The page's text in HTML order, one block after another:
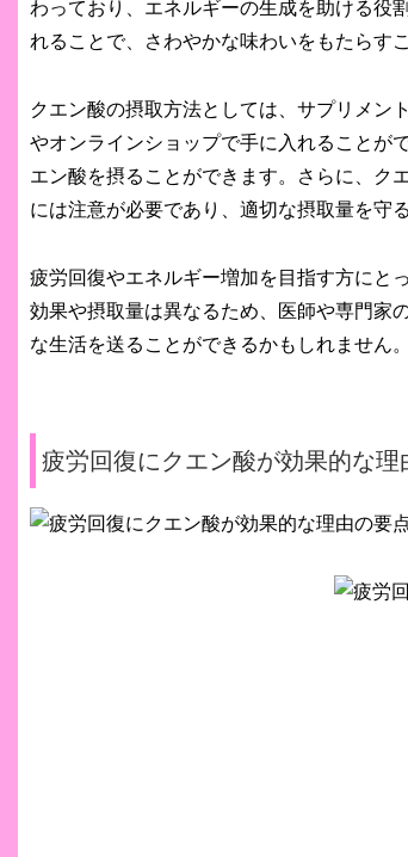
わっており、エネルギーの生成を助ける役
れることで、さわやかな味わいをもたらす
クエン酸の摂取方法としては、サプリメン
やオンラインショップで手に入れることが
エン酸を摂ることができます。さらに、ク
には注意が必要であり、適切な摂取量を守
疲労回復やエネルギー増加を目指す方にと
効果や摂取量は異なるため、医師や専門家
な生活を送ることができるかもしれません。
疲労回復にクエン酸が効果的な理